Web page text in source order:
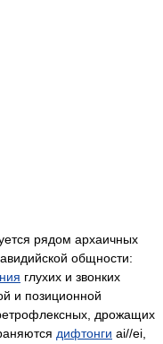
рядом архаичных
общности:
глухих и звонких
и позиционной
дрожащих
дифтонги ai//ei,